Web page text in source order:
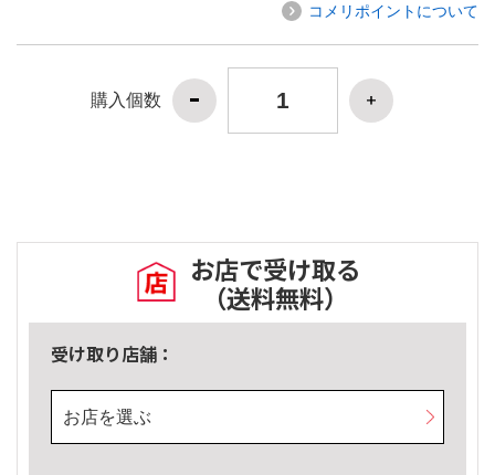
コメリポイントについて
購入個数
お店で受け取る
（送料無料）
受け取り店舗：
お店を選ぶ